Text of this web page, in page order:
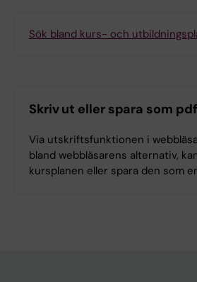
Sök bland kurs- och
Skriv ut eller spara som pdf
Via utskriftsfunktionen i
bland webbläsarens alternativ,
kursplanen eller spara den som